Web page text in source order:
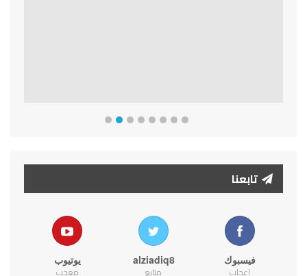
تابعنا
فيسبوك
اعجاب
alziadiq8
متابع
يوتيوب
معجب